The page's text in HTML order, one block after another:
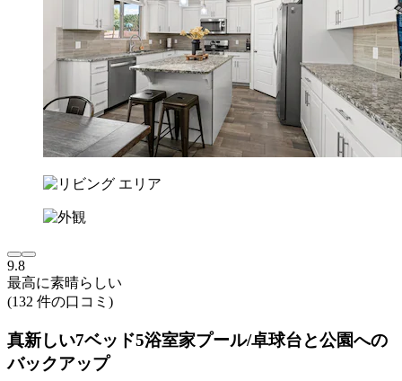
9.8
最高に素晴らしい
(132 件の口コミ)
真新しい7ベッド5浴室家プール/卓球台と公園への
バックアップ